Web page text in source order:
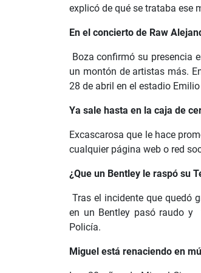
explicó de qué se trataba ese
En el concierto de Raw
Boza confirmó su presencia
un montón de artistas más.
28 de abril en el estadio Emilio
Ya sale hasta en la caja de
Excascarosa que le hace
cualquier página web o red
¿Que un Bentley le raspó su
Tras el incidente que quedó
en un Bentley pasó raudo y
Policía.
Miguel está renaciendo en